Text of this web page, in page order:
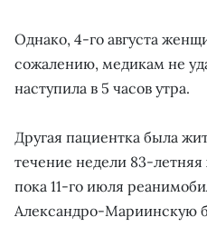
Однако, 4-го августа
сожалению, медикам не
наступила в 5 часов утра.
Другая пациентка была
течение недели 83-
пока 11-го июля
Александро-Мариинскую